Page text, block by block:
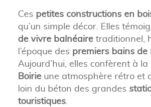
Ces petites constructions en
qu’un simple décor. Elles
de vivre balnéairetraditionnel,
l’époque des premiers bains de
Aujourd’hui, elles confèrent à la
Boirieune atmosphère rétro et
loin du béton des grandes
touristiques.